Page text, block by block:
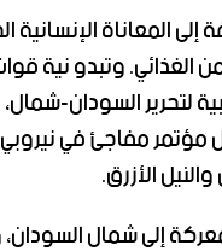
المعاناة
الغذائي. وتبدو نية
لتحرير السودان-
مفاجئ في
الأزرق.
إلى شمال